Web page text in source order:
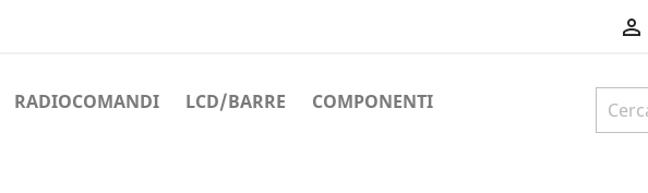

RADIOCOMANDI LCD/BARRE COMPONENTI